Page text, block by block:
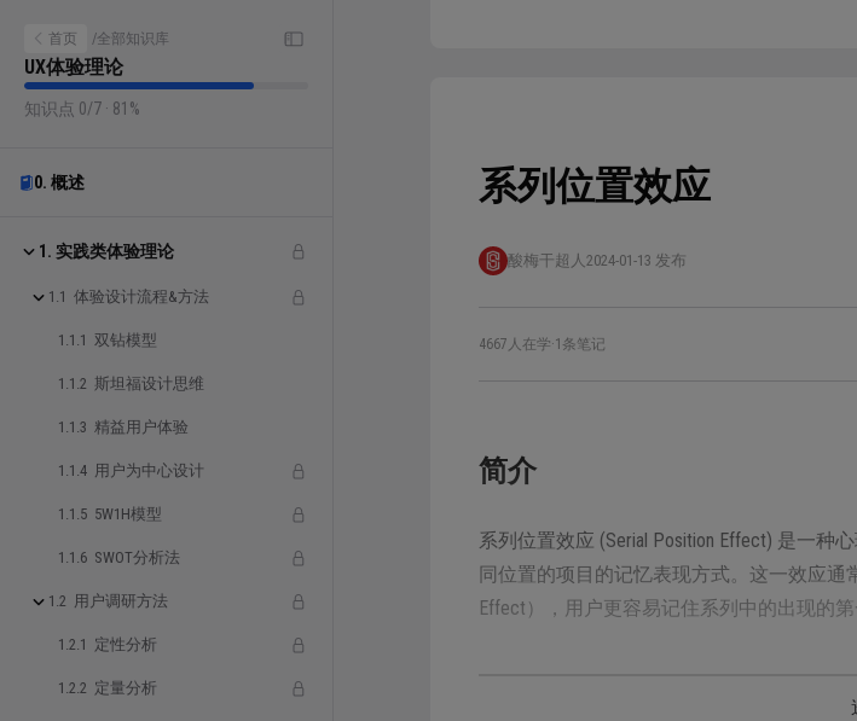
首页 /全部知识库
UX体验理论
知识点 0/7 · 81%
0. 概述
1. 实践类体验理论
1.1 体验设计流程&方法
1.1.1 双钻模型
1.1.2 斯坦福设计思维
1.1.3 精益用户体验
1.1.4 用户为中心设计
1.1.5 5W1H模型
1.1.6 SWOT分析法
1.2 用户调研方法
1.2.1 定性分析
1.2.2 定量分析
系列位置效应
酸梅干超人 2024-01-13 发布
4667人在学·1条笔记
简介
系列位置效应 (Serial Position Effect) 是一
同位置的项目的记忆表现方式。这一效应通
Effect），用户更容易记住系列中的出现的